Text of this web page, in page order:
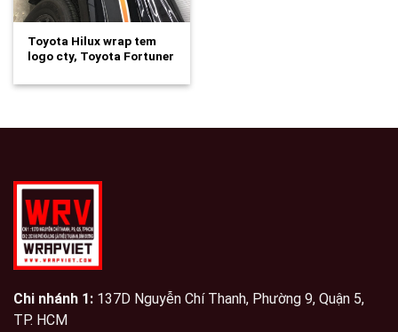
Toyota Hilux wrap tem
logo cty, Toyota Fortuner
Chi nhánh 1: 137D Nguyễn Chí Thanh, Phường 9, Quận 5,
TP. HCM